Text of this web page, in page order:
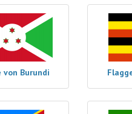
von Burundi